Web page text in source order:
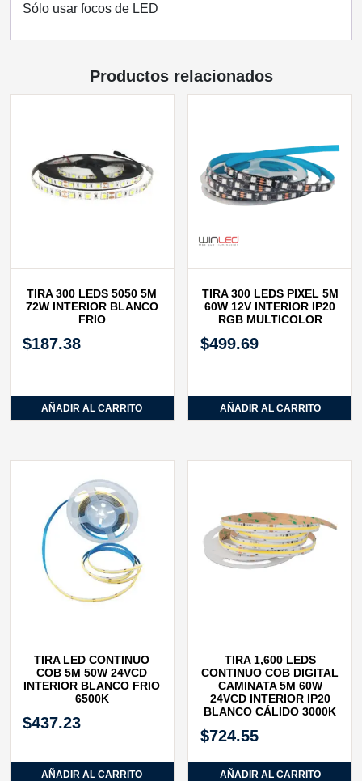
Sólo usar focos de LED
Productos relacionados
TIRA 300 LEDS 5050 5M
72W INTERIOR BLANCO
FRIO
$187.38
AÑADIR AL CARRITO
TIRA 300 LEDS PIXEL 5M
60W 12V INTERIOR IP20
RGB MULTICOLOR
$499.69
AÑADIR AL CARRITO
TIRA LED CONTINUO
COB 5M 50W 24VCD
INTERIOR BLANCO FRIO
6500K
$437.23
AÑADIR AL CARRITO
TIRA 1,600 LEDS
CONTINUO COB DIGITAL
CAMINATA 5M 60W
24VCD INTERIOR IP20
BLANCO CÁLIDO 3000K
$724.55
AÑADIR AL CARRITO